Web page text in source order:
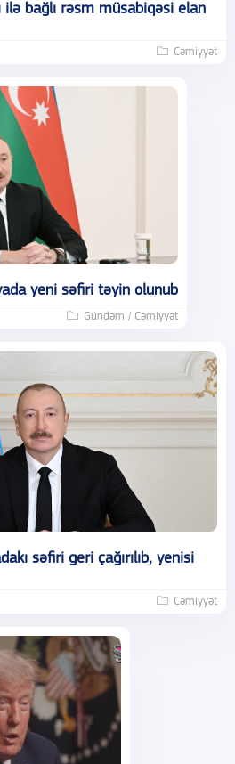
ilə bağlı rəsm müsabiqəsi elan
Cəmiyyət
yeni səfiri təyin olunub
Gündəm / Cəmiyyət
səfiri geri çağırılıb, yenisi
Cəmiyyət